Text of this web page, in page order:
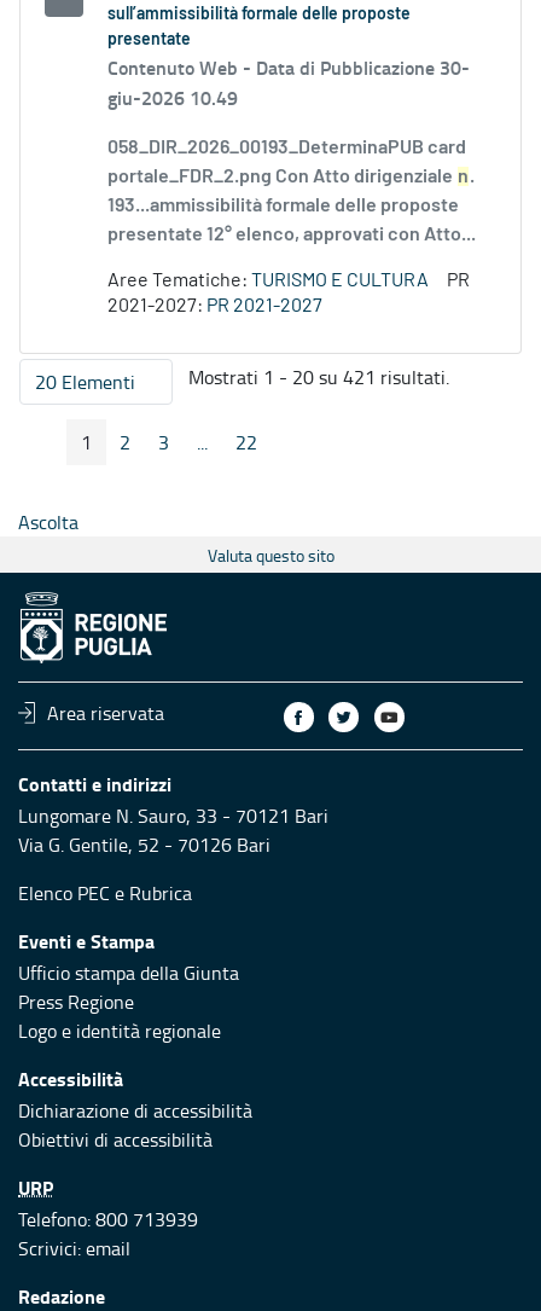
sull’ammissibilità formale delle proposte
presentate
Contenuto Web - Data di Pubblicazione 30-
giu-2026 10.49
058_DIR_2026_00193_DeterminaPUB card
portale_FDR_2.png Con Atto dirigenziale n.
193...ammissibilità formale delle proposte
presentate 12° elenco, approvati con Atto...
Aree Tematiche: TURISMO E CULTURA
PR
2021-2027: PR 2021-2027
20 ElementiPer pagina
Mostrati 1 - 20 su 421 risultati.
Pagina Precedente
Pagina
1 Pagina
2 Pagina
3 ...
Pagine intermedie
Pagina
22
Ascolta
Valuta questo sito
Area riservata
Contatti e indirizzi
Lungomare N. Sauro, 33 - 70121 Bari
Via G. Gentile, 52 - 70126 Bari
Elenco PEC e Rubrica
Eventi e Stampa
Ufficio stampa della Giunta
Press Regione
Logo e identità regionale
Accessibilità
Dichiarazione di accessibilità
Obiettivi di accessibilità
URP
Telefono: 800 713939
Scrivici:email
Redazione